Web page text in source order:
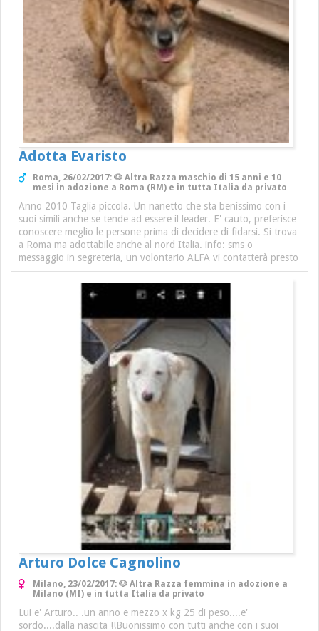
Adotta Evaristo
Roma, 26/02/2017: 🐶 Altra Razza maschio di 15 anni e 10
mesi in adozione a Roma (RM) e in tutta Italia da privato
Anno 2010 Taglia piccola. Un nanetto che sta benissimo con i
suoi simili anche se tende ad essere il leader. E' cauto, preferisce
conoscere meglio le persone prima di decidere di fidarsi. Si trova
a Roma ma adottabile anche al nord Italia. info: sms o
messaggio in segreteria, un volontario ALFA vi contatterà presto
Arturo Dolce Cagnolino
Milano, 23/02/2017: 🐶 Altra Razza femmina in adozione a
Milano (MI) e in tutta Italia da privato
Lui e' Arturo.. .un anno e mezzo x kg 25 di peso....e'
sordo....dalla nascita !!Buonissimo con tutti anche con i suoi